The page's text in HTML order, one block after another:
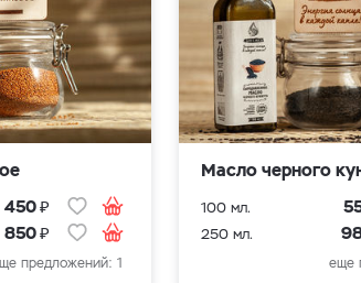
450₽
850₽
предложений: 1
Масло черного
100 мл.
250 мл.
еще